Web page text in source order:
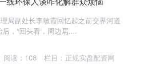
局副处长李敏霞回忆起之前交界河道
，“回头看，周边居....
阅读： 108 栏目： 正规实盘配资网